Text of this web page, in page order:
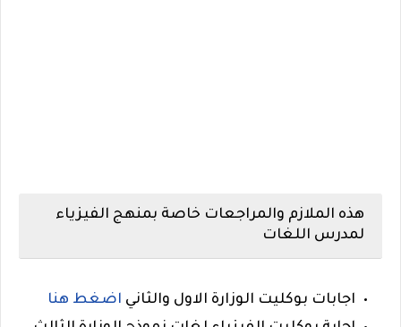
هذه الملازم والمراجعات خاصة بمنهج الفيزياء
لمدرس اللغات
اجابات بوكليت الوزارة الاول والثاني اضغط هنا